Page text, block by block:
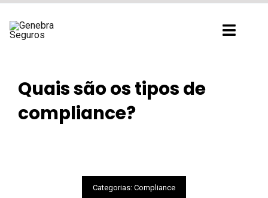
para
Quais são os tipos de
compliance?
Categorias: Compliance